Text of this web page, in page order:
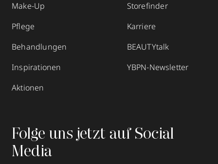
Make-Up
Pflege
Behandlungen
Inspirationen
Aktionen
Storefinder
Karriere
BEAUTYtalk
YBPN-Newsletter
Folge uns jetzt auf Social
Media